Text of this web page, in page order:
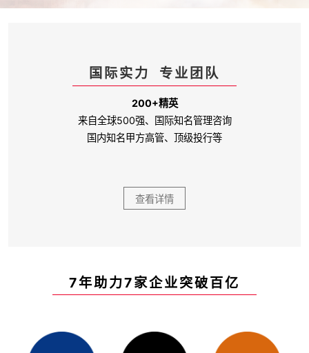
国际实力 专业团队
200+精英
来自全球500强、国际知名管理咨询
国内知名甲方高管、顶级投行等
查看详情
7年助力7家企业突破百亿